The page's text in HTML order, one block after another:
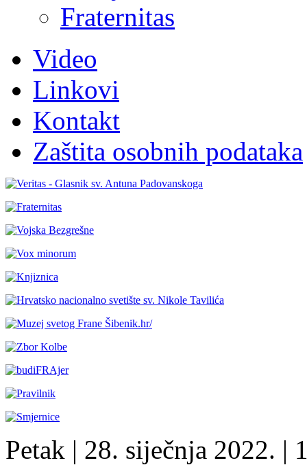
Fraternitas
Video
Linkovi
Kontakt
Zaštita osobnih podataka
Petak | 28. siječnja 2022. |